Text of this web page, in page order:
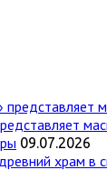
09.07.2026